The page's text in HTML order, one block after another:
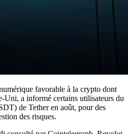
favorable à la crypto dont
Uni, a informé certains utilisateurs du
de Tether en août, pour des
des risques.